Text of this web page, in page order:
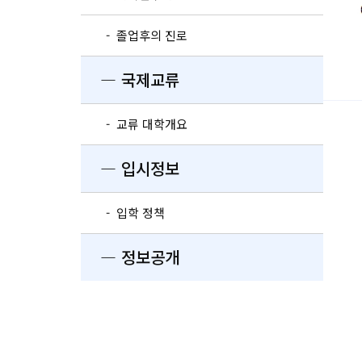
- 졸업후의 진로
― 국제교류
- 교류 대학개요
― 입시정보
- 입학 정책
― 정보공개